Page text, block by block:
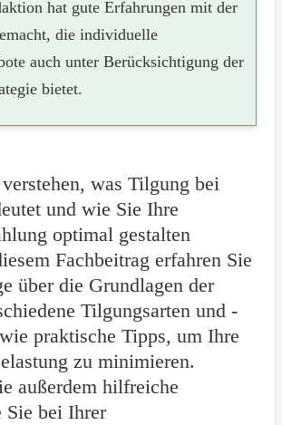
hat gute Erfahrungen mit der
die individuelle
auch unter Berücksichtigung der
bietet.
was Tilgung bei
und wie Sie Ihre
optimal gestalten
Fachbeitrag erfahren Sie
über die Grundlagen der
Tilgungsarten und -
praktische Tipps, um Ihre
zu minimieren.
außerdem hilfreiche
Sie bei Ihrer